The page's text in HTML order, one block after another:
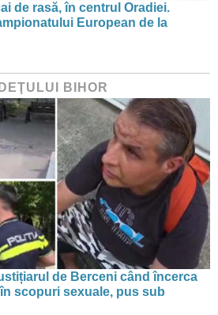
de rasă, în centrul Oradiei.
European de la
BIHOR
de Berceni când încerca
scopuri sexuale, pus sub